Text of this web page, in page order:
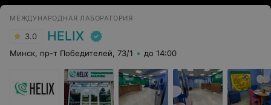
МЕЖДУНАРОДНАЯ ЛАБОРАТОРИЯ
3.0 HELIX
Минск, пр-т Победителей, 73/1 до 14:00